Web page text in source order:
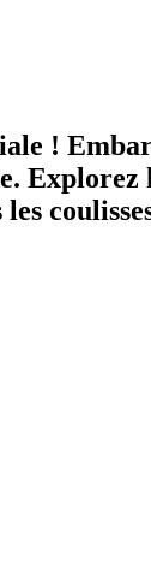
!
Explorez